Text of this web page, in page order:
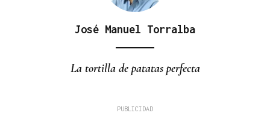
José Manuel Torralba
La tortilla de patatas perfecta